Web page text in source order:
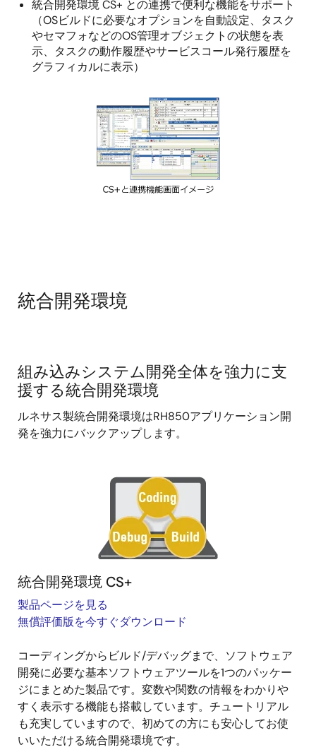
統合開発環境 CS+ との連携で便利な機能をサポート
（OSビルドに必要なオプションを自動設定、タスク
やセマフォなどのOS管理オブジェクトの状態を表
示、タスクの動作履歴やサービスコール発行履歴を
グラフィカルに表示）
統合開発環境
組み込みシステム開発全体を強力に支
援する統合開発環境
ルネサス製統合開発環境はRH850アプリケーション開
発を強力にバックアップします。
統合開発環境 CS+
製品ページを見る
無償評価版を今すぐダウンロード
コーディングからビルド/デバッグまで、ソフトウェア
開発に必要な基本ソフトウェアツールを1つのパッケー
ジにまとめた製品です。変数や関数の情報をわかりや
すく表示する機能も搭載しています。チュートリアル
も充実していますので、初めての方にも安心してお使
いいただける統合開発環境です。